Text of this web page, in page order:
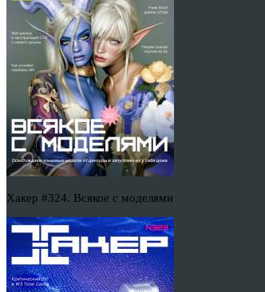
Хакер #324. Всякое с моделями